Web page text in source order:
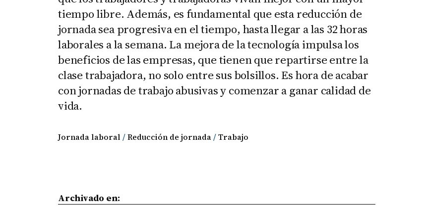
tiempo libre. Además, es fundamental que esta reducción de
jornada sea progresiva en el tiempo, hasta llegar a las 32 horas
laborales a la semana. La mejora de la tecnología impulsa los
beneficios de las empresas, que tienen que repartirse entre la
clase trabajadora, no solo entre sus bolsillos. Es hora de acabar
con jornadas de trabajo abusivas y comenzar a ganar calidad de
vida.
Jornada laboral / Reducción de jornada / Trabajo
Archivado en: